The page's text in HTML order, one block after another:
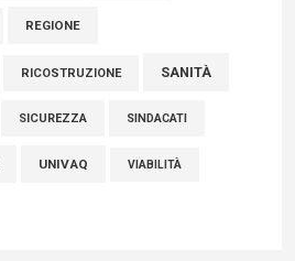
REGIONE
RICOSTRUZIONE SANITÀ
SICUREZZA SINDACATI
UNIVAQ VIABILITÀ